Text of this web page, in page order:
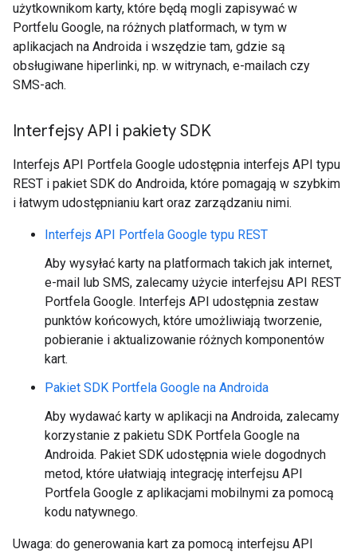
użytkownikom karty, które będą mogli zapisywać w
Portfelu Google, na różnych platformach, w tym w
aplikacjach na Androida i wszędzie tam, gdzie są
obsługiwane hiperlinki, np. w witrynach, e-mailach czy
SMS-ach.
Interfejsy API i pakiety SDK
Interfejs API Portfela Google udostępnia interfejs API typu
REST i pakiet SDK do Androida, które pomagają w szybkim
i łatwym udostępnianiu kart oraz zarządzaniu nimi.
Interfejs API Portfela Google typu REST
Aby wysyłać karty na platformach takich jak internet,
e-mail lub SMS, zalecamy użycie interfejsu API REST
Portfela Google. Interfejs API udostępnia zestaw
punktów końcowych, które umożliwiają tworzenie,
pobieranie i aktualizowanie różnych komponentów
kart.
Pakiet SDK Portfela Google na Androida
Aby wydawać karty w aplikacji na Androida, zalecamy
korzystanie z pakietu SDK Portfela Google na
Androida. Pakiet SDK udostępnia wiele dogodnych
metod, które ułatwiają integrację interfejsu API
Portfela Google z aplikacjami mobilnymi za pomocą
kodu natywnego.
Uwaga: do generowania kart za pomocą interfejsu API